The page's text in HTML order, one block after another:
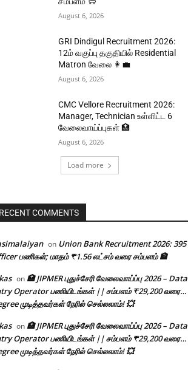
August 6, 2026
GRI Dindigul Recruitment 2026:
12ம் வகுப்பு தகுதியில் Residential
Matron வேலை 👩‍💼
August 6, 2026
CMC Vellore Recruitment 2026:
Manager, Technician உள்ளிட்ட 6
வேலைவாய்ப்புகள் 🏥
August 6, 2026
Load more
RECENT COMMENTS
on Union Bank Recruitment 2026: 395
பணிகள்; மாதம் ₹1.56 லட்சம் வரை சம்பளம் 🏦
on🏥 JIPMER புதுச்சேரி வேலைவாய்ப்பு 2026 – Data
Operator பணியிடங்கள் || சம்பளம் ₹29,200 வரை…
முடித்தவர்கள் நேரில் செல்லலாம்! 💥
on🏥 JIPMER புதுச்சேரி வேலைவாய்ப்பு 2026 – Data
Operator பணியிடங்கள் || சம்பளம் ₹29,200 வரை…
முடித்தவர்கள் நேரில் செல்லலாம்! 💥